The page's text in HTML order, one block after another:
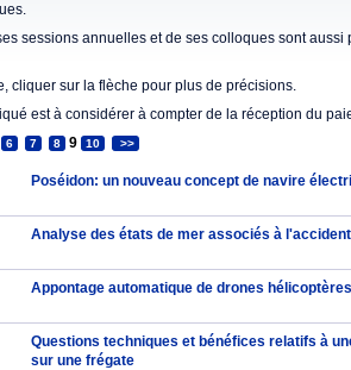
sessions annuelles et de ses colloques sont
cliquer sur la flèche pour plus de précisions.
est à considérer à compter de la réception du
6 7 8 9 10 >>
Poséidon: un nouveau concept de navire
Analyse des états de mer associés à
Appontage automatique de drones
Questions techniques et bénéfices relatifs à
sur une frégate